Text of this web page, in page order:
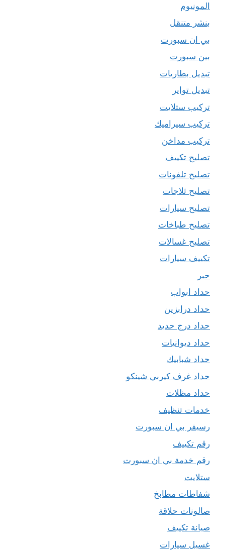
المونيوم
بنشر متنقل
بي ان سبورت
بين سبورت
تبديل بطاريات
تبديل تواير
تركيب ستلايت
تركيب سيراميك
تركيب مداخن
تصليح تكييف
تصليح تلفونات
تصليح ثلاجات
تصليح سيارات
تصليح طباخات
تصليح غسالات
تكييف سيارات
حبر
حداد ابواب
حداد درابزين
حداد درج حديد
حداد ديوانيات
حداد شبابيك
حداد غرف كيربي شينكو
حداد مظلات
خدمات تنظيف
رسيفر بي ان سبورت
رقم تكييف
رقم خدمة بي ان سبورت
ستلايت
شفاطات مطابخ
صالونات حلاقة
صيانة تكييف
غسيل سيارات